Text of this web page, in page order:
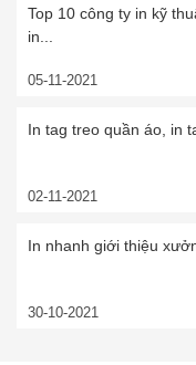
Top 10 công ty in kỹ
in...
05-11-2021
In tag treo quần áo, in
02-11-2021
In nhanh giới thiệu
30-10-2021